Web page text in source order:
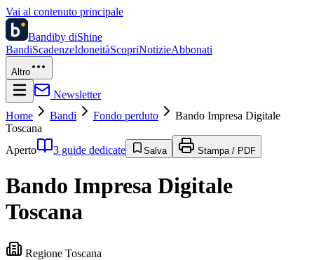
Vai al contenuto principale
Bandiby diShine
BandiScadenzeIdoneitàScopriNotizieAbbonati
Altro
Newsletter
Home
Bandi Fondo perduto
Bando Impresa Digitale
Toscana
Aperto
3 guide dedicate Salva Stampa / PDF
Bando Impresa Digitale
Toscana
Regione Toscana